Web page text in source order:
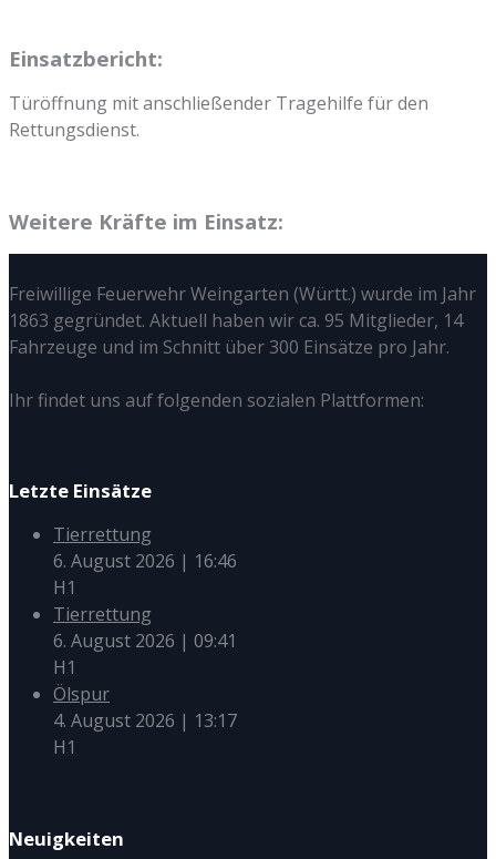
Einsatzbericht:
Türöffnung mit anschließender Tragehilfe für den
Rettungsdienst.
Weitere Kräfte im Einsatz:
Freiwillige Feuerwehr Weingarten (Württ.) wurde im Jahr
1863 gegründet. Aktuell haben wir ca. 95 Mitglieder, 14
Fahrzeuge und im Schnitt über 300 Einsätze pro Jahr.
Ihr findet uns auf folgenden sozialen Plattformen:
Letzte Einsätze
Tierrettung
6. August 2026 | 16:46
H1
Tierrettung
6. August 2026 | 09:41
H1
Ölspur
4. August 2026 | 13:17
H1
Neuigkeiten